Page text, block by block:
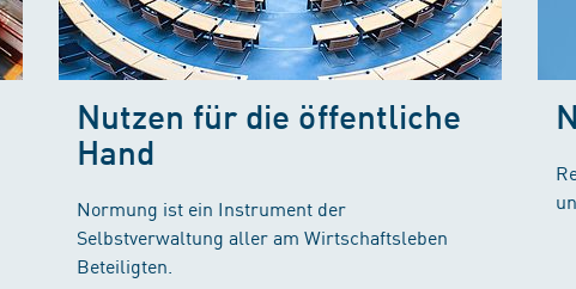
Nutzen für die öffentliche
Hand
Normung ist ein Instrument der
Selbstverwaltung aller am Wirtschaftsleben
Beteiligten.